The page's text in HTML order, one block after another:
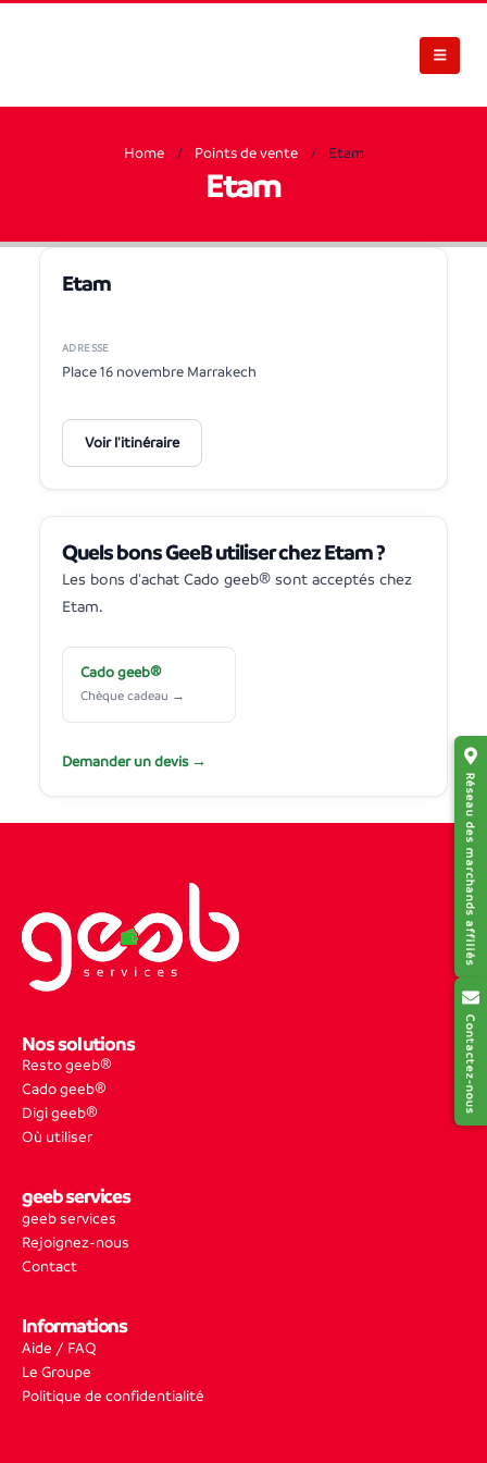
Réseau des marchands affiliés
Contactez-nous
Home Points de vente Etam
Etam
Etam
ADRESSE
Place 16 novembre Marrakech
Voir l'itinéraire
Quels bons GeeB utiliser chez Etam ?
Les bons d'achat Cado geeb® sont acceptés chez
Etam.
Cado geeb®
Chèque cadeau →
Demander un devis →
Nos solutions
Resto geeb®
Cado geeb®
Digi geeb®
Où utiliser
geeb services
geeb services
Rejoignez-nous
Contact
Informations
Aide / FAQ
Le Groupe
Politique de confidentialité